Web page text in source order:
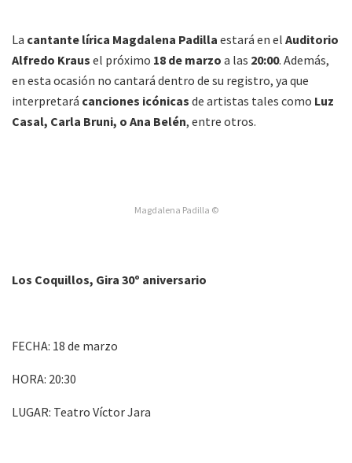
La cantante lírica Magdalena Padilla estará en el Auditorio
Alfredo Kraus el próximo 18 de marzo a las 20:00. Además,
en esta ocasión no cantará dentro de su registro, ya que
interpretará canciones icónicas de artistas tales como Luz
Casal, Carla Bruni, o Ana Belén, entre otros.
Magdalena Padilla ©
Los Coquillos, Gira 30º aniversario
FECHA: 18 de marzo
HORA: 20:30
LUGAR: Teatro Víctor Jara